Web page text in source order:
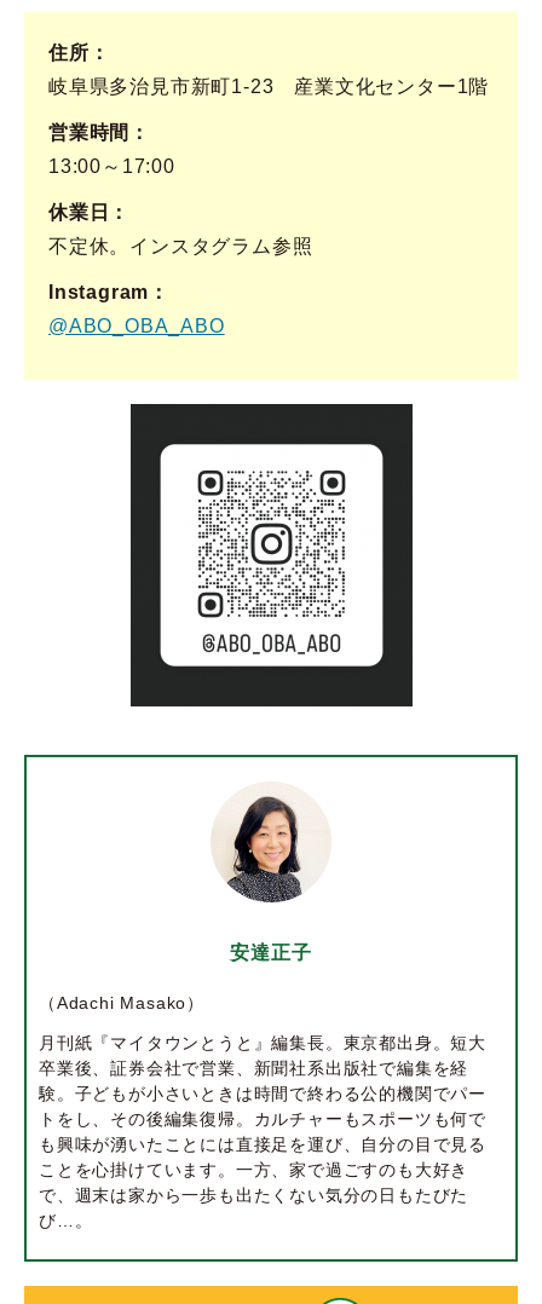
住所
岐阜県多治見市新町1-23 産業文化センター1階
営業時間
13:00～17:00
休業日
不定休。インスタグラム参照
Instagram
@ABO_OBA_ABO
安達正子
（Adachi Masako）
月刊紙『マイタウンとうと』編集長。東京都出身。短大
卒業後、証券会社で営業、新聞社系出版社で編集を経
験。子どもが小さいときは時間で終わる公的機関でパー
トをし、その後編集復帰。カルチャーもスポーツも何で
も興味が湧いたことには直接足を運び、自分の目で見る
ことを心掛けています。一方、家で過ごすのも大好き
で、週末は家から一歩も出たくない気分の日もたびた
び…。